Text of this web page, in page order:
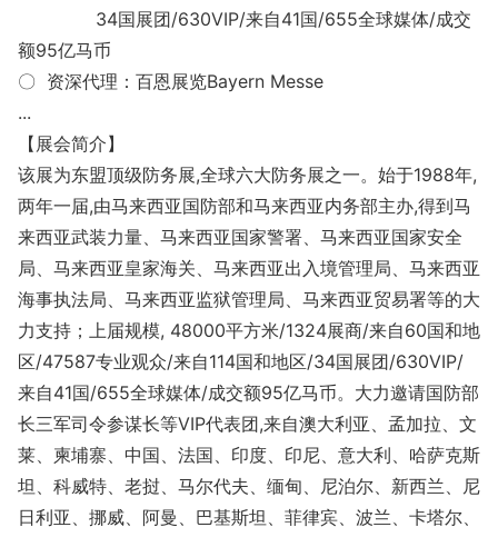
34国展团/630VIP/来自41国/655全球媒体/成交
额95亿马币
〇 资深代理：百恩展览Bayern Messe
...
【展会简介】
该展为东盟顶级防务展,全球六大防务展之一。始于1988年,
两年一届,由马来西亚国防部和马来西亚内务部主办,得到马
来西亚武装力量、马来西亚国家警署、马来西亚国家安全
局、马来西亚皇家海关、马来西亚出入境管理局、马来西亚
海事执法局、马来西亚监狱管理局、马来西亚贸易署等的大
力支持；上届规模, 48000平方米/1324展商/来自60国和地
区/47587专业观众/来自114国和地区/34国展团/630VIP/
来自41国/655全球媒体/成交额95亿马币。大力邀请国防部
长三军司令参谋长等VIP代表团,来自澳大利亚、孟加拉、文
莱、柬埔寨、中国、法国、印度、印尼、意大利、哈萨克斯
坦、科威特、老挝、马尔代夫、缅甸、尼泊尔、新西兰、尼
日利亚、挪威、阿曼、巴基斯坦、菲律宾、波兰、卡塔尔、